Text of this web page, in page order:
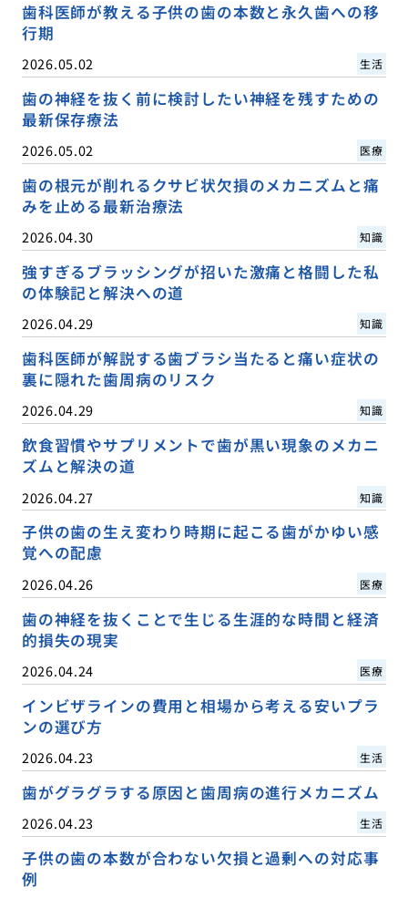
歯科医師が教える子供の歯の本数と永久歯への移
行期
2026.05.02 生活
歯の神経を抜く前に検討したい神経を残すための
最新保存療法
2026.05.02 医療
歯の根元が削れるクサビ状欠損のメカニズムと痛
みを止める最新治療法
2026.04.30 知識
強すぎるブラッシングが招いた激痛と格闘した私
の体験記と解決への道
2026.04.29 知識
歯科医師が解説する歯ブラシ当たると痛い症状の
裏に隠れた歯周病のリスク
2026.04.29 知識
飲食習慣やサプリメントで歯が黒い現象のメカニ
ズムと解決の道
2026.04.27 知識
子供の歯の生え変わり時期に起こる歯がかゆい感
覚への配慮
2026.04.26 医療
歯の神経を抜くことで生じる生涯的な時間と経済
的損失の現実
2026.04.24 医療
インビザラインの費用と相場から考える安いプラ
ンの選び方
2026.04.23 生活
歯がグラグラする原因と歯周病の進行メカニズム
2026.04.23 生活
子供の歯の本数が合わない欠損と過剰への対応事
例